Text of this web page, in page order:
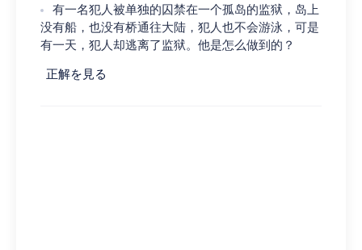
有一名犯人被单独的囚禁在一个孤岛的监狱，岛上
没有船，也没有桥通往大陆，犯人也不会游泳，可是
有一天，犯人却逃离了监狱。他是怎么做到的？
正解を見る